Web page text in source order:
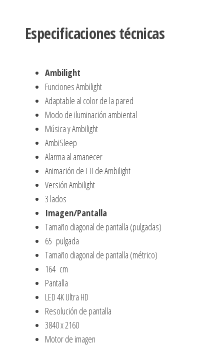
Especificaciones técnicas
Ambilight
Funciones Ambilight
Adaptable al color de la pared
Modo de iluminación ambiental
Música y Ambilight
AmbiSleep
Alarma al amanecer
Animación de FTI de Ambilight
Versión Ambilight
3 lados
Imagen/Pantalla
Tamaño diagonal de pantalla (pulgadas)
65 pulgada
Tamaño diagonal de pantalla (métrico)
164 cm
Pantalla
LED 4K Ultra HD
Resolución de pantalla
3840 x 2160
Motor de imagen